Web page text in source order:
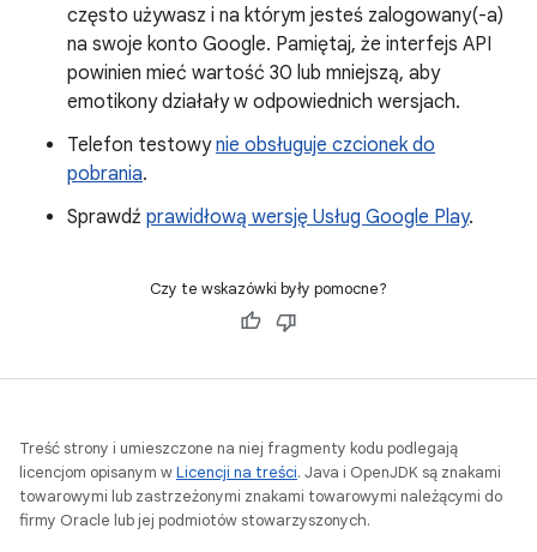
często używasz i na którym jesteś zalogowany(-a)
na swoje konto Google. Pamiętaj, że interfejs API
powinien mieć wartość 30 lub mniejszą, aby
emotikony działały w odpowiednich wersjach.
Telefon testowynie obsługuje czcionek do
pobrania.
Sprawdź prawidłową wersję Usług Google Play.
Czy te wskazówki były pomocne?
Treść strony i umieszczone na niej fragmenty kodu podlegają
licencjom opisanym wLicencji na treści. Java i OpenJDK są znakami
towarowymi lub zastrzeżonymi znakami towarowymi należącymi do
firmy Oracle lub jej podmiotów stowarzyszonych.